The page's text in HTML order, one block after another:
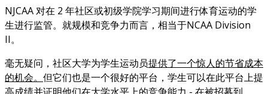
NJCAA 对在 2 年社区或初级学院学习期间进行体育运动的学
生进行监管。就规模和竞争力而言，相当于NCAA Division
II。
毫无疑问，社区大学为学生运动员提供了一个惊人的节省成本
的机会。 但它们也是一个很好的平台，学生可以在此平台上提